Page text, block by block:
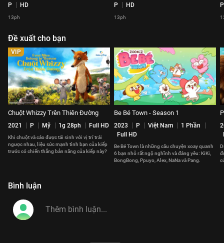
P HD
13ph
P HD
13ph
P
Đề xuất cho bạn
VIP
Chuột Whizzy Trên Thiên Đường
2021 P Mỹ 1g 28ph Full HD
Khi chuột và cáo được tái sinh với vị trí trái
ngược nhau, liệu sức mạnh tình bạn của kiếp
trước có chiến thắng bản năng của kiếp này?
Be Bé Town - Season 1
2023 P Việt Nam
1 Phần
Full HD
Be Bé Town là những câu chuyện xoay quanh
6 bạn nhỏ rất ngộ nghĩnh và đáng yêu: KiKi,
BongBong, Ppuyo, Alex, NaNa và Pang.
Bình luận